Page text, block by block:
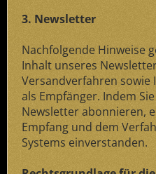
3. Newsletter
Nachfolgende Hinweise
Inhalt unseres
Versandverfahren
als Empfänger. Indem
Newsletter abonnieren,
Empfang und dem
Systems einverstanden.